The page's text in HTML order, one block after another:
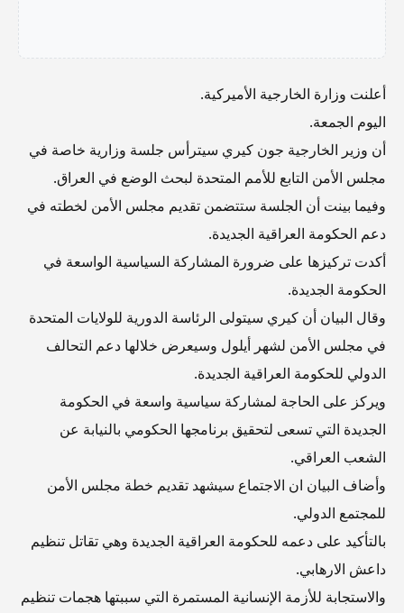
أعلنت وزارة الخارجية الأميركية.
اليوم الجمعة.
أن وزير الخارجية جون كيري سيترأس جلسة وزارية خاصة في
مجلس الأمن التابع للأمم المتحدة لبحث الوضع في العراق.
وفيما بينت أن الجلسة ستتضمن تقديم مجلس الأمن لخطته في
دعم الحكومة العراقية الجديدة.
أكدت تركيزها على ضرورة المشاركة السياسية الواسعة في
الحكومة الجديدة.
وقال البيان أن كيري سيتولى الرئاسة الدورية للولايات المتحدة
في مجلس الأمن لشهر أيلول وسيعرض خلالها دعم التحالف
الدولي للحكومة العراقية الجديدة.
ويركز على الحاجة لمشاركة سياسية واسعة في الحكومة
الجديدة التي تسعى لتحقيق برنامجها الحكومي بالنيابة عن
الشعب العراقي.
وأضاف البيان ان الاجتماع سيشهد تقديم خطة مجلس الأمن
للمجتمع الدولي.
بالتأكيد على دعمه للحكومة العراقية الجديدة وهي تقاتل تنظيم
داعش الارهابي.
والاستجابة للأزمة الإنسانية المستمرة التي سببتها هجمات تنظيم